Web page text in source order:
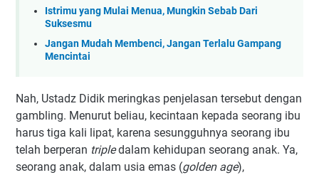
Istrimu yang Mulai Menua, Mungkin Sebab Dari
Suksesmu
Jangan Mudah Membenci, Jangan Terlalu Gampang
Mencintai
Nah, Ustadz Didik meringkas penjelasan tersebut dengan
gambling. Menurut beliau, kecintaan kepada seorang ibu
harus tiga kali lipat, karena sesungguhnya seorang ibu
telah berperan tripledalam kehidupan seorang anak. Ya,
seorang anak, dalam usia emas (golden age),